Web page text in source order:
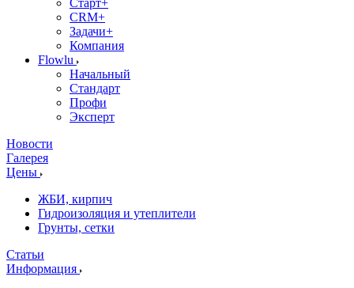
Старт+
CRM+
Задачи+
Компания
Flowlu
Начальный
Стандарт
Профи
Эксперт
Новости
Галерея
Цены
ЖБИ, кирпич
Гидроизоляция и утеплители
Грунты, сетки
Статьи
Информация